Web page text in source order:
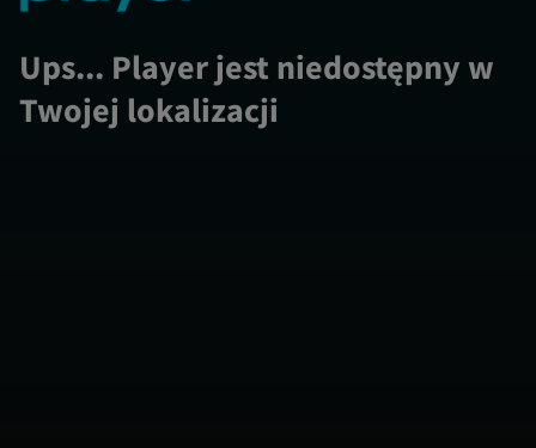
Ups... Player jest niedostępny w
Twojej lokalizacji